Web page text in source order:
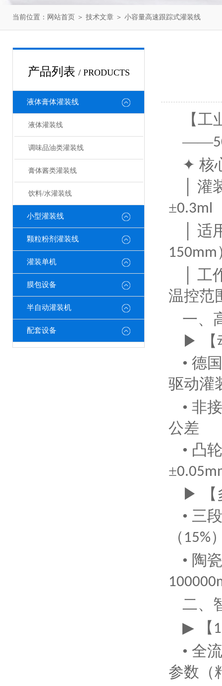
当前位置： 网站首页 ＞ 技术文章 ＞ 小容量高速跟踪式灌装线
产品列表 / PRODUCTS
液体膏体灌装线
液体灌装线
调味品油类灌装线
膏体酱类灌装线
饮料/水灌装线
小型灌装线
颗粒粉剂灌装线
灌装单机
膜包设备
半自动灌装机
配套设备
【
——
✦ 核
│
±0.3ml
│ 适
150mm
│
温控范
一、
▶ 【
• 德
驱动灌
• 非
公差
• 凸
±
▶ 【
• 三
（ 15%
• 陶
二、
▶ 【
• 全
参数（